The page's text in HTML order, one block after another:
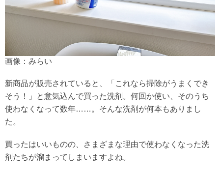
画像：みらい
新商品が販売されていると、「これなら掃除がうまくでき
そう！」と意気込んで買った洗剤。何回か使い、そのうち
使わなくなって数年……。そんな洗剤が何本もありまし
た。
買ったはいいものの、さまざまな理由で使わなくなった洗
剤たちが溜まってしまいますよね。